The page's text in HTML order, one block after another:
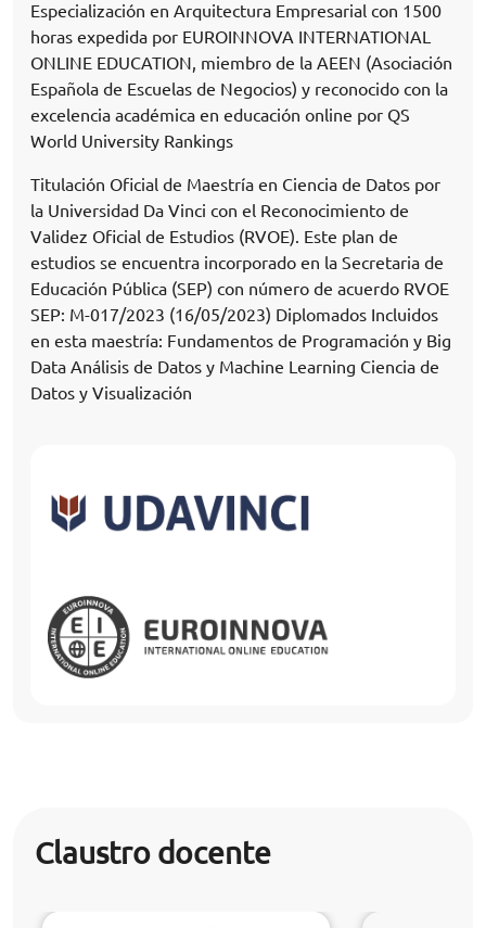
Especialización en Arquitectura Empresarial con 1500
horas expedida por EUROINNOVA INTERNATIONAL
ONLINE EDUCATION, miembro de la AEEN (Asociación
Española de Escuelas de Negocios) y reconocido con la
excelencia académica en educación online por QS
World University Rankings
Titulación Oficial de Maestría en Ciencia de Datos por
la Universidad Da Vinci con el Reconocimiento de
Validez Oficial de Estudios (RVOE). Este plan de
estudios se encuentra incorporado en la Secretaria de
Educación Pública (SEP) con número de acuerdo RVOE
SEP: M-017/2023 (16/05/2023) Diplomados Incluidos
en esta maestría: Fundamentos de Programación y Big
Data Análisis de Datos y Machine Learning Ciencia de
Datos y Visualización
Claustro docente